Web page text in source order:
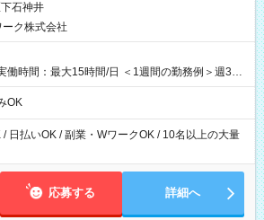
石神井
ク株式会社
働時間：最大15時間/日 ＜1週間の勤務例＞週3回
金 休み：火・木・土・日 好きな時にお仕事
OK
日払いOK / 副業・WワークOK / 10名以上の大量
応募する 詳細へ